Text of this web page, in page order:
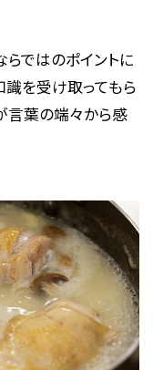
らではのポイントに
を受け取ってもら
言葉の端々から感